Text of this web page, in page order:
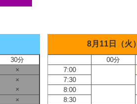
30分
×
×
×
×
8月11日（火）
00分
7:00
7:30
8:00
8:30